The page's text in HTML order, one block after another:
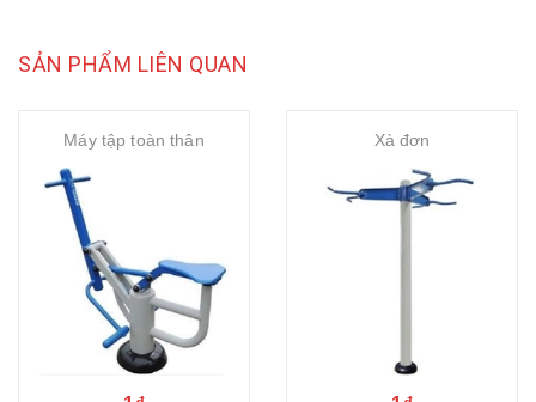
SẢN PHẨM LIÊN QUAN
Máy tập toàn thân Xà đơn